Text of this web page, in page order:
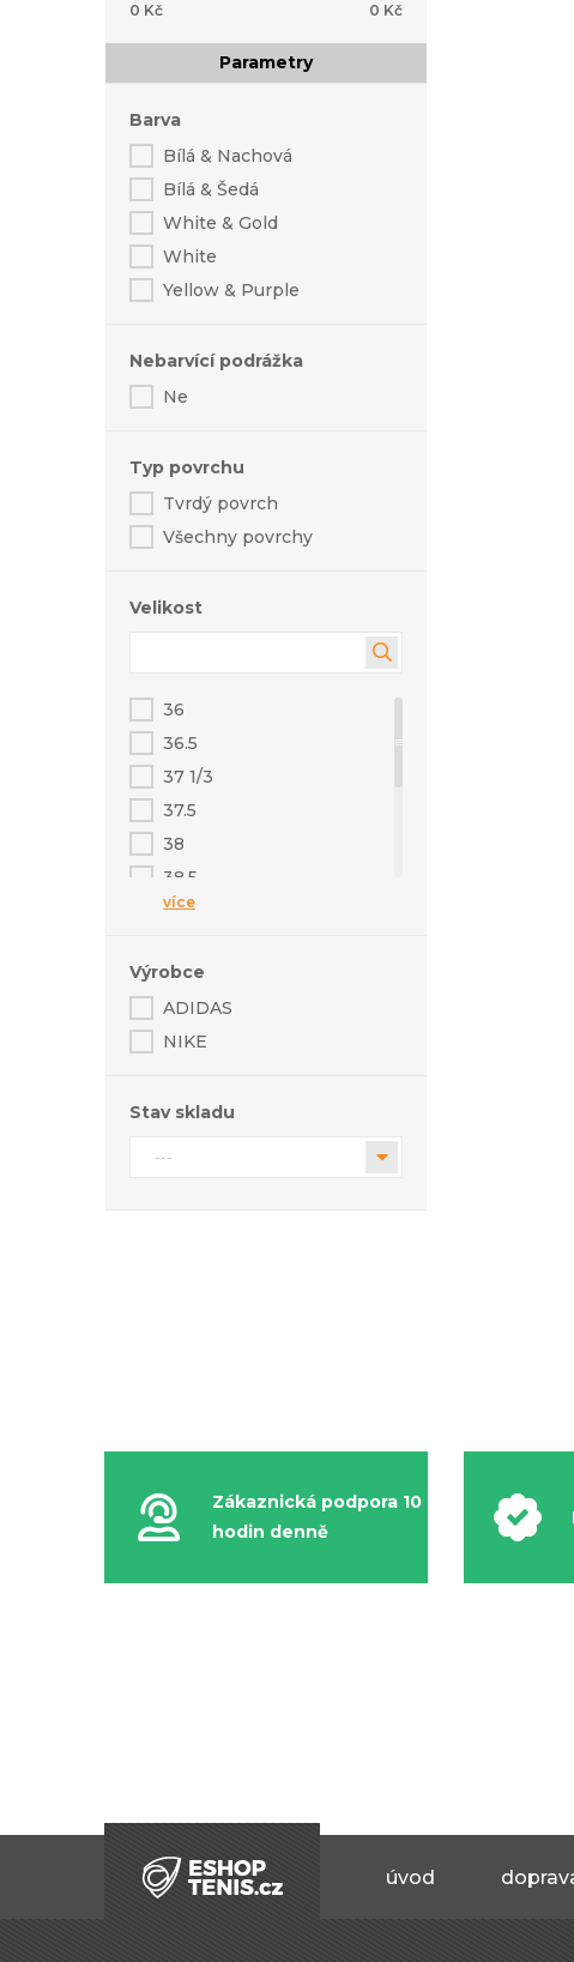
0 Kč 0 Kč
Parametry
Barva
Bílá & Nachová
Bílá & Šedá
White & Gold
White
Yellow & Purple
Nebarvící podrážka
Ne
Typ povrchu
Tvrdý povrch
Všechny povrchy
Velikost
36
36.5
37 1/3
37.5
38
38.5
39
40.5
41
42
více
Výrobce
ADIDAS
NIKE
Stav skladu
---
Zákaznická podpora 10
hodin denně
úvod